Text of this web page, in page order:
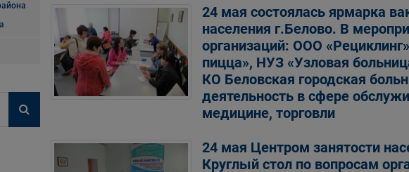
24 мая состоялась ярмарка
населения г.Белово. В
организаций: ООО
пицца», НУЗ «Узловая
КО Беловская городская
деятельность в сфере
медицине, торговли
24 мая Центром занятости
Круглый стол по вопросам